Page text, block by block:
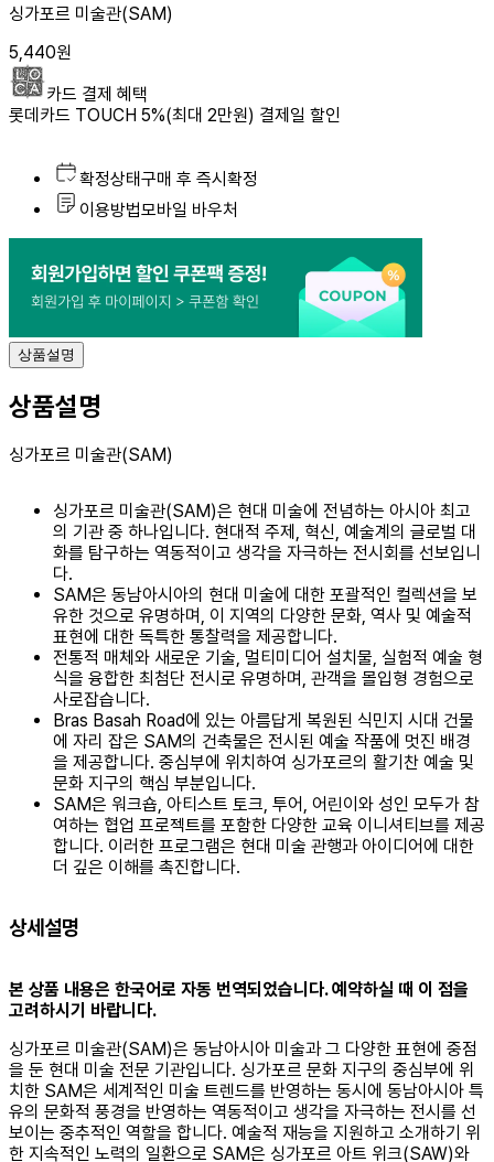
싱가포르 미술관(SAM)
5,440원
카드 결제 혜택
롯데카드 TOUCH 5%(최대 2만원) 결제일 할인
요
확정상태구매 후 즉시확정
이용방법모바일 바우처
상품설명
상품설명
싱가포르 미술관(SAM)
싱가포르 미술관(SAM)은 현대 미술에 전념하는 아시아 최고
의 기관 중 하나입니다. 현대적 주제, 혁신, 예술계의 글로벌 대
화를 탐구하는 역동적이고 생각을 자극하는 전시회를 선보입니
다.
SAM은 동남아시아의 현대 미술에 대한 포괄적인 컬렉션을 보
유한 것으로 유명하며, 이 지역의 다양한 문화, 역사 및 예술적
표현에 대한 독특한 통찰력을 제공합니다.
전통적 매체와 새로운 기술, 멀티미디어 설치물, 실험적 예술 형
식을 융합한 최첨단 전시로 유명하며, 관객을 몰입형 경험으로
사로잡습니다.
Bras Basah Road에 있는 아름답게 복원된 식민지 시대 건물
에 자리 잡은 SAM의 건축물은 전시된 예술 작품에 멋진 배경
을 제공합니다. 중심부에 위치하여 싱가포르의 활기찬 예술 및
문화 지구의 핵심 부분입니다.
SAM은 워크숍, 아티스트 토크, 투어, 어린이와 성인 모두가 참
여하는 협업 프로젝트를 포함한 다양한 교육 이니셔티브를 제공
합니다. 이러한 프로그램은 현대 미술 관행과 아이디어에 대한
더 깊은 이해를 촉진합니다.
상세설명
본 상품 내용은 한국어로 자동 번역되었습니다. 예약하실 때 이 점을
고려하시기 바랍니다.
싱가포르 미술관(SAM)은 동남아시아 미술과 그 다양한 표현에 중점
을 둔 현대 미술 전문 기관입니다. 싱가포르 문화 지구의 중심부에 위
치한 SAM은 세계적인 미술 트렌드를 반영하는 동시에 동남아시아 특
유의 문화적 풍경을 반영하는 역동적이고 생각을 자극하는 전시를 선
보이는 중추적인 역할을 합니다. 예술적 재능을 지원하고 소개하기 위
한 지속적인 노력의 일환으로 SAM은 싱가포르 아트 위크(SAW)와